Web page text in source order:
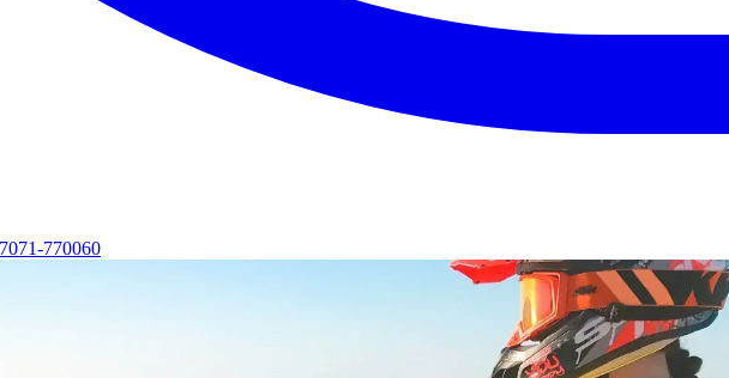
770060